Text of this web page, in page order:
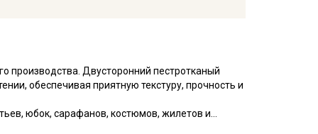
производства. Двусторонний пестротканый
обеспечивая приятную текстуру, прочность и
юбок, сарафанов, костюмов, жилетов и
прихваток.